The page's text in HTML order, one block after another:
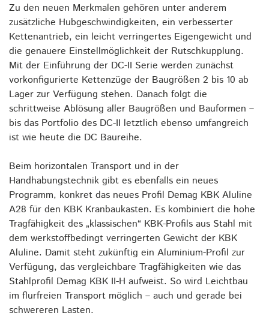
Zu den neuen Merkmalen gehören unter anderem
zusätzliche Hubgeschwindigkeiten, ein verbesserter
Kettenantrieb, ein leicht verringertes Eigengewicht und
die genauere Einstellmöglichkeit der Rutschkupplung.
Mit der Einführung der DC-II Serie werden zunächst
vorkonfigurierte Kettenzüge der Baugrößen 2 bis 10 ab
Lager zur Verfügung stehen. Danach folgt die
schrittweise Ablösung aller Baugrößen und Bauformen –
bis das Portfolio des DC-II letztlich ebenso umfangreich
ist wie heute die DC Baureihe.
Beim horizontalen Transport und in der
Handhabungstechnik gibt es ebenfalls ein neues
Programm, konkret das neues Profil Demag KBK Aluline
A28 für den KBK Kranbaukasten. Es kombiniert die hohe
Tragfähigkeit des „klassischen“ KBK-Profils aus Stahl mit
dem werkstoffbedingt verringerten Gewicht der KBK
Aluline. Damit steht zukünftig ein Aluminium-Profil zur
Verfügung, das vergleichbare Tragfähigkeiten wie das
Stahlprofil Demag KBK II-H aufweist. So wird Leichtbau
im flurfreien Transport möglich – auch und gerade bei
schwereren Lasten.